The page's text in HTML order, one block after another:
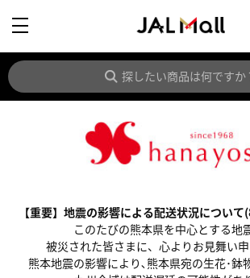
【重要】地震の影響による配送状況につい
このたびの熊本県を中心とする地
被災された皆さまに、心よりお見舞い申
熊本地震の影響により､熊本県宛の生花･鉢